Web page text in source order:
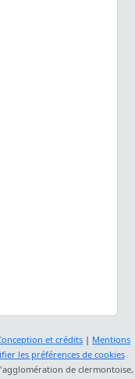
et crédits | Mentions
les préférences de cookies
de clermontoise,